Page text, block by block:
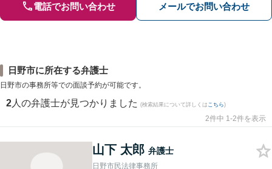
電話でお問い合わせ メールでお問い合わせ
日野市に所在する弁護士
日野市の事務所等での面談予約が可能です。
2 人の弁護士が見つかりました (検索結果について詳しくは こちら)
2件中 1-2件を表示
山下 太郎 弁護士
日野市民法律事務所